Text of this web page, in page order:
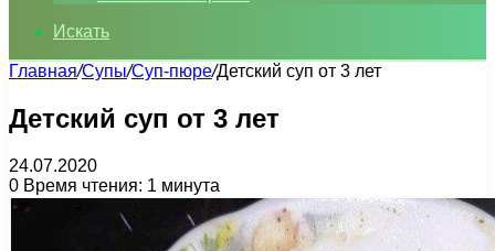
Искать
Главная/Супы/Суп-пюре/Детский суп от 3 лет
Детский суп от 3 лет
24.07.2020
0 Время чтения: 1 минута